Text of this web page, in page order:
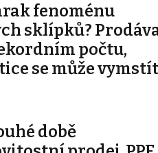
fenoménu
sklípků?
počtu,
se může vymstít
době